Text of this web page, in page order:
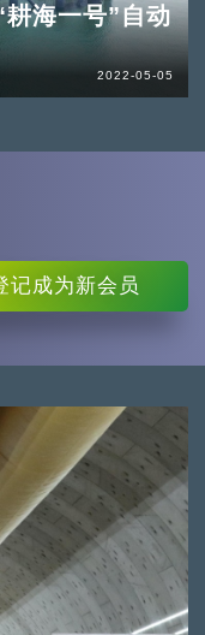
海一号”自动
2022-05-05
记成为新会员